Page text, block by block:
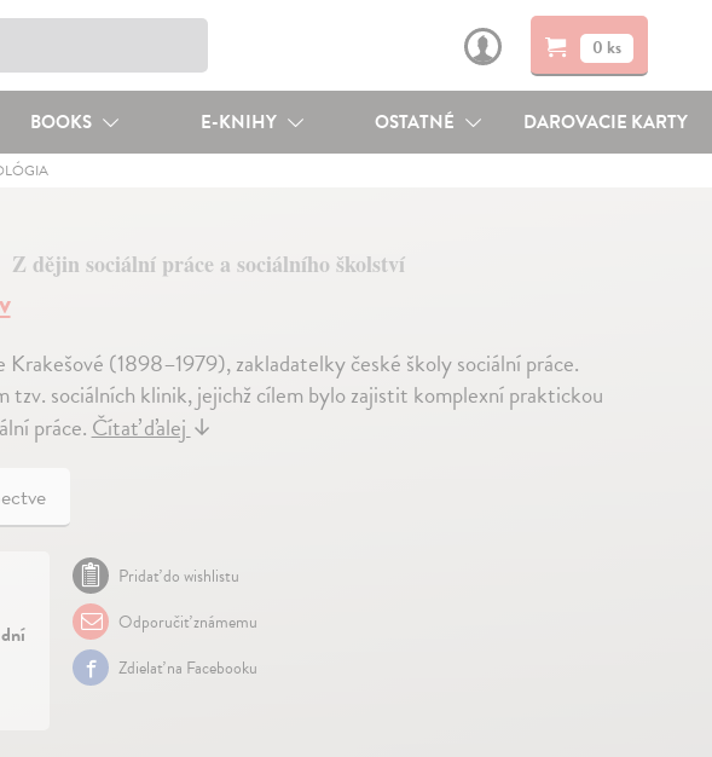
0 ks
BOOKS E-KNIHY OSTATNÉ DAROVACIE KARTY
Z dějin sociální práce a sociálního školství
(1898–1979), zakladatelky české školy sociální práce.
tzv. sociálních klinik, jejichž cílem bylo zajistit komplexní praktickou
práce.Čítať ďalej↓
Pridať do wishlistu
Odporučiť známemu
Zdielať na Facebooku